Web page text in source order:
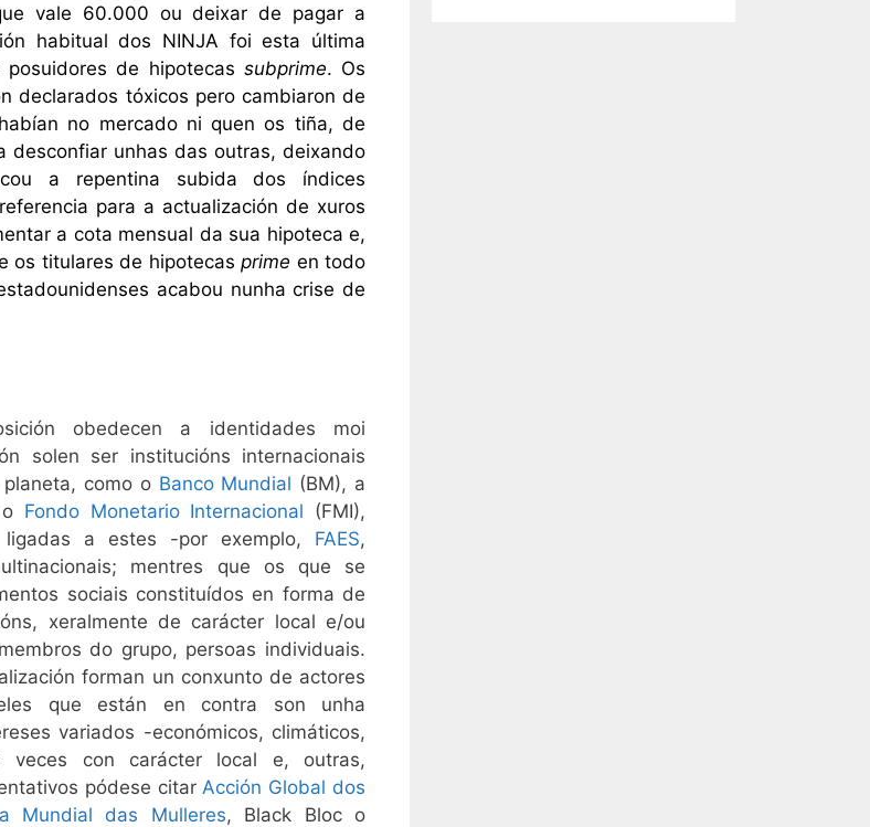
vale 60.000 ou deixar de pagar a
habitual dos NINJA foi esta última
de hipotecas subprime. Os
declarados tóxicos pero cambiaron de
no mercado ni quen os tiña, de
desconfiar unhas das outras, deixando
a repentina subida dos índices
para a actualización de xuros
a cota mensual da sua hipoteca e,
os titulares de hipotecasprime en todo
acabou nunha crise de
obedecen a identidades moi
solen ser institucións internacionais
como o Banco Mundial (BM), a
Fondo Monetario Internacional (FMI),
a estes -por exemplo, FAES,
mentres que os que se
sociais constituídos en forma de
xeralmente de carácter local e/ou
do grupo, persoas individuais.
forman un conxunto de actores
que están en contra son unha
variados -económicos, climáticos,
veces con carácter local e, outras,
pódese citar Acción Global dos
Mundial das Mulleres, Black Bloc o